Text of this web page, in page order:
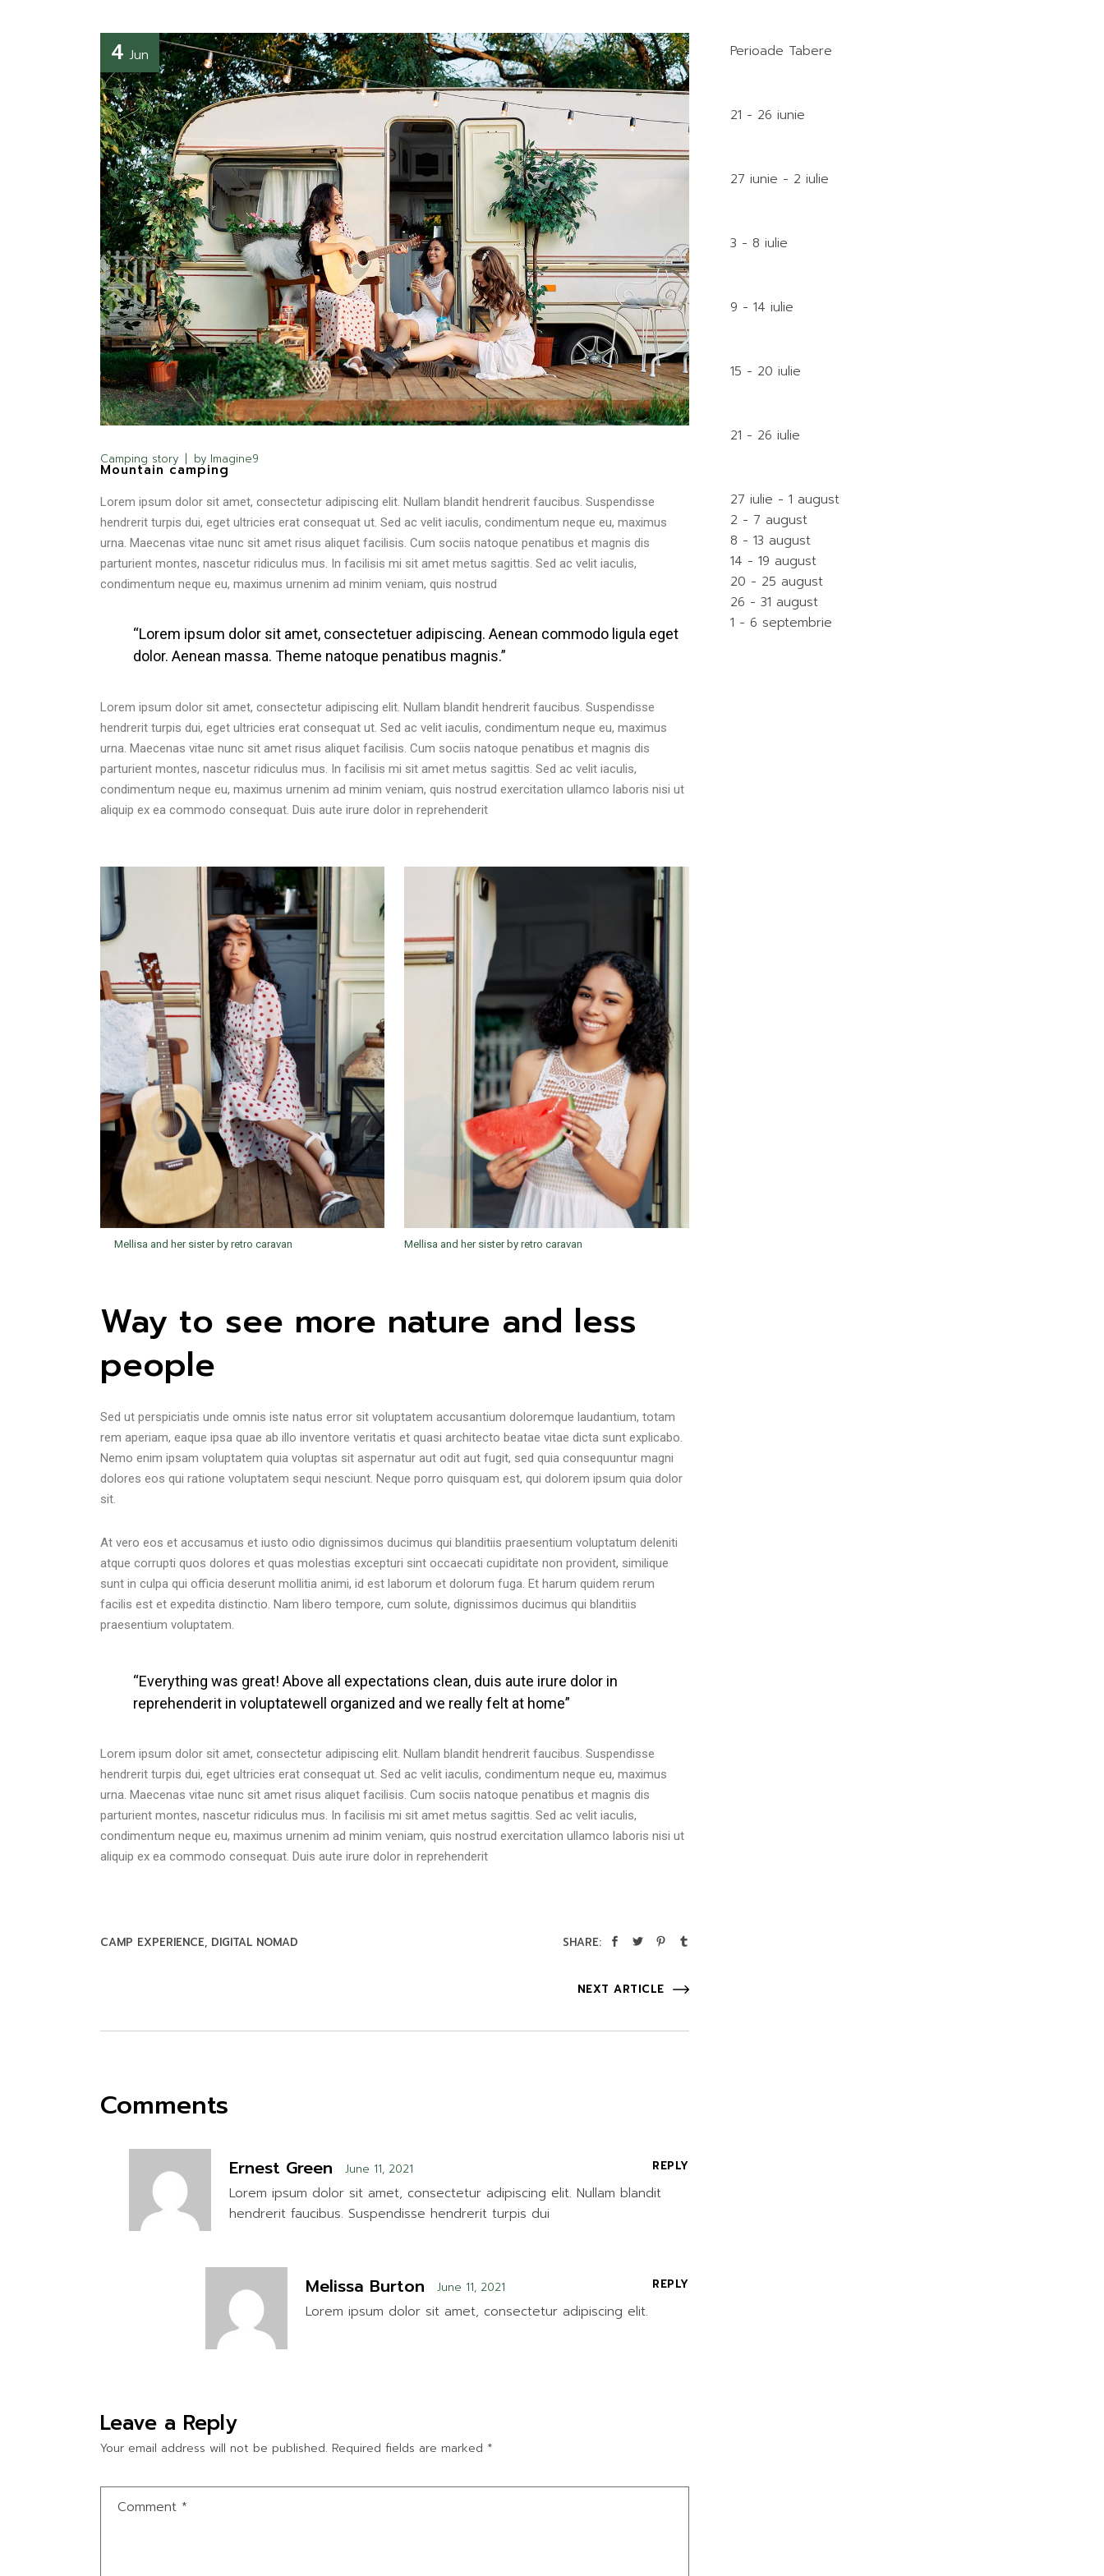
4 Jun
Camping story by Imagine9
Mountain camping
Lorem ipsum dolor sit amet, consectetur adipiscing elit. Nullam blandit hendrerit faucibus. Suspendisse
hendrerit turpis dui, eget ultricies erat consequat ut. Sed ac velit iaculis, condimentum neque eu, maximus
urna. Maecenas vitae nunc sit amet risus aliquet facilisis. Cum sociis natoque penatibus et magnis dis
parturient montes, nascetur ridiculus mus. In facilisis mi sit amet metus sagittis. Sed ac velit iaculis,
condimentum neque eu, maximus urnenim ad minim veniam, quis nostrud
“Lorem ipsum dolor sit amet, consectetuer adipiscing. Aenean commodo ligula eget
dolor. Aenean massa. Theme natoque penatibus magnis.”
Lorem ipsum dolor sit amet, consectetur adipiscing elit. Nullam blandit hendrerit faucibus. Suspendisse
hendrerit turpis dui, eget ultricies erat consequat ut. Sed ac velit iaculis, condimentum neque eu, maximus
urna. Maecenas vitae nunc sit amet risus aliquet facilisis. Cum sociis natoque penatibus et magnis dis
parturient montes, nascetur ridiculus mus. In facilisis mi sit amet metus sagittis. Sed ac velit iaculis,
condimentum neque eu, maximus urnenim ad minim veniam, quis nostrud exercitation ullamco laboris nisi ut
aliquip ex ea commodo consequat. Duis aute irure dolor in reprehenderit
Mellisa and her sister by retro caravan Mellisa and her sister by retro caravan
Way to see more nature and less
people
Sed ut perspiciatis unde omnis iste natus error sit voluptatem accusantium doloremque laudantium, totam
rem aperiam, eaque ipsa quae ab illo inventore veritatis et quasi architecto beatae vitae dicta sunt explicabo.
Nemo enim ipsam voluptatem quia voluptas sit aspernatur aut odit aut fugit, sed quia consequuntur magni
dolores eos qui ratione voluptatem sequi nesciunt. Neque porro quisquam est, qui dolorem ipsum quia dolor
sit.
At vero eos et accusamus et iusto odio dignissimos ducimus qui blanditiis praesentium voluptatum deleniti
atque corrupti quos dolores et quas molestias excepturi sint occaecati cupiditate non provident, similique
sunt in culpa qui officia deserunt mollitia animi, id est laborum et dolorum fuga. Et harum quidem rerum
facilis est et expedita distinctio. Nam libero tempore, cum solute, dignissimos ducimus qui blanditiis
praesentium voluptatem.
“Everything was great! Above all expectations clean, duis aute irure dolor in
reprehenderit in voluptatewell organized and we really felt at home”
Lorem ipsum dolor sit amet, consectetur adipiscing elit. Nullam blandit hendrerit faucibus. Suspendisse
hendrerit turpis dui, eget ultricies erat consequat ut. Sed ac velit iaculis, condimentum neque eu, maximus
urna. Maecenas vitae nunc sit amet risus aliquet facilisis. Cum sociis natoque penatibus et magnis dis
parturient montes, nascetur ridiculus mus. In facilisis mi sit amet metus sagittis. Sed ac velit iaculis,
condimentum neque eu, maximus urnenim ad minim veniam, quis nostrud exercitation ullamco laboris nisi ut
aliquip ex ea commodo consequat. Duis aute irure dolor in reprehenderit
CAMP EXPERIENCE DIGITAL NOMAD SHARE:
NEXT ARTICLE
Comments
Ernest Green June 11, 2021 REPLY
Lorem ipsum dolor sit amet, consectetur adipiscing elit. Nullam blandit
hendrerit faucibus. Suspendisse hendrerit turpis dui
Melissa Burton June 11, 2021 REPLY
Lorem ipsum dolor sit amet, consectetur adipiscing elit.
Leave a Reply
Your email address will not be published. Required fields are marked *
Perioade Tabere
21 - 26 iunie
27 iunie - 2 iulie
3 - 8 iulie
9 - 14 iulie
15 - 20 iulie
21 - 26 iulie
27 iulie - 1 august
2 - 7 august
8 - 13 august
14 - 19 august
20 - 25 august
26 - 31 august
1 - 6 septembrie